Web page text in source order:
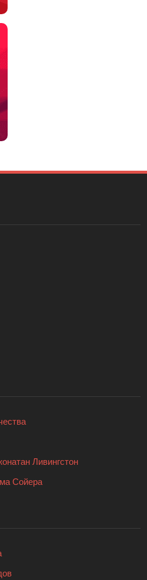
Ливингстон
Сойера